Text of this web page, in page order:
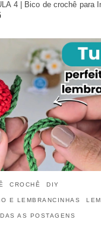
4 | Bico de crochê para
CROCHÊ DIY
E LEMBRANCINHAS
AS POSTAGENS